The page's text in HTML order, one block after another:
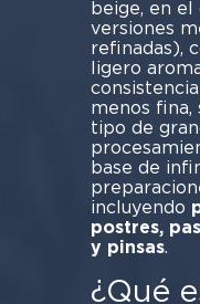
beige, en el
versiones
refinadas),
ligero
menos fina,
tipo de
base de
incluyendo
postres,
y pinsas.
¿Qué